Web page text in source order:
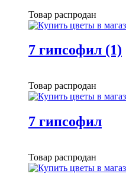
Товар распродан
7 гипсофил (1)
Товар распродан
7 гипсофил
Товар распродан